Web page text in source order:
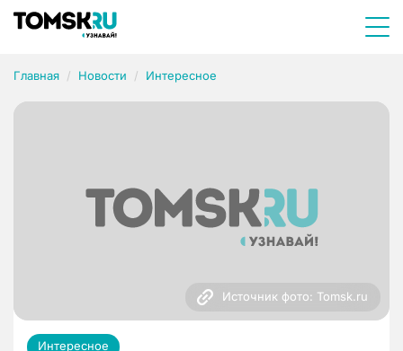
Главная Новости Интересное
Источник фото: Tomsk.ru
Интересное